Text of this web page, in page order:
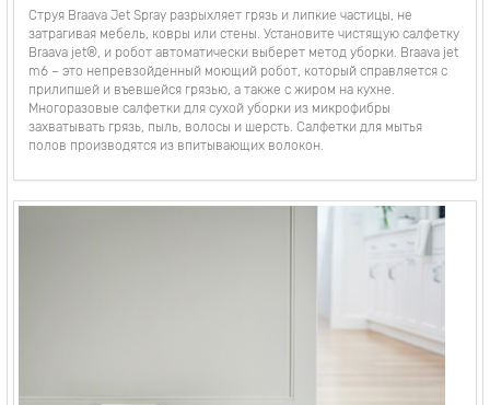
Струя Braava Jet Spray разрыхляет грязь и липкие частицы, не
затрагивая мебель, ковры или стены. Установите чистящую салфетку
Braava jet®, и робот автоматически выберет метод уборки. Braava jet
m6 – это непревзойденный моющий робот, который справляется с
прилипшей и въевшейся грязью, а также с жиром на кухне.
Многоразовые салфетки для сухой уборки из микрофибры
захватывать грязь, пыль, волосы и шерсть. Салфетки для мытья
полов производятся из впитывающих волокон.